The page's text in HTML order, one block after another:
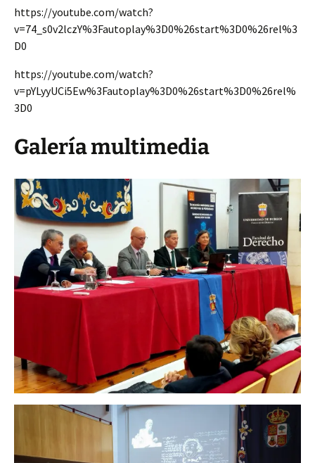
https://youtube.com/watch?
v=74_s0v2lczY%3Fautoplay%3D0%26start%3D0%26rel%3
D0
https://youtube.com/watch?
v=pYLyyUCi5Ew%3Fautoplay%3D0%26start%3D0%26rel%
3D0
Galería multimedia